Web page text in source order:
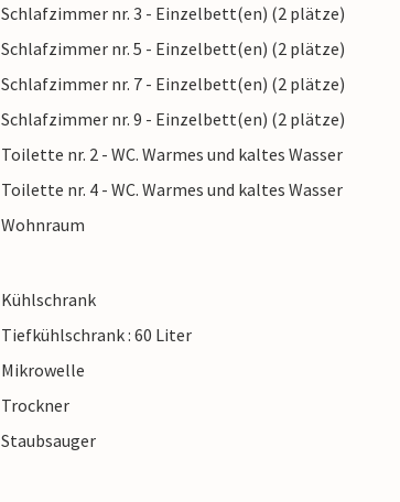
Schlafzimmer nr. 3 - Einzelbett(en) (2 plätze)
Schlafzimmer nr. 5 - Einzelbett(en) (2 plätze)
Schlafzimmer nr. 7 - Einzelbett(en) (2 plätze)
Schlafzimmer nr. 9 - Einzelbett(en) (2 plätze)
Toilette nr. 2 - WC. Warmes und kaltes Wasser
Toilette nr. 4 - WC. Warmes und kaltes Wasser
Wohnraum
Kühlschrank
Tiefkühlschrank : 60 Liter
Mikrowelle
Trockner
Staubsauger